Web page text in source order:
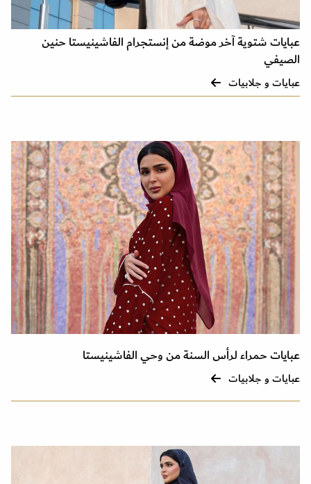
عبايات شتوية آخر موضة من إنستجرام الفاشينيستا حنين
الصيفي
عبايات و جلابيات
عبايات حمراء لرأس السنة من وحي الفاشينيستا
عبايات و جلابيات